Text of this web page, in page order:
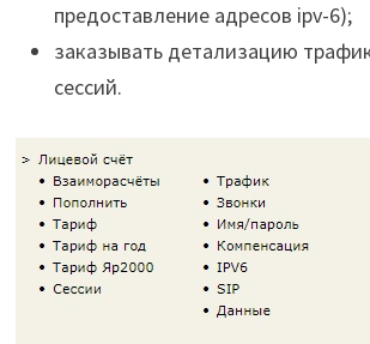
предоставление адресов ipv-6);
заказывать детализацию
сессий.